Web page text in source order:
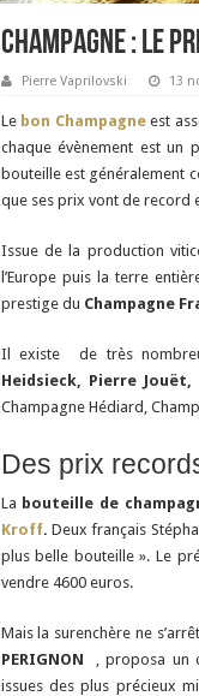
Champagne : Le
Pierre Vaprilovski 13
Le bon Champagneest
chaque évènement est un
bouteille est généralement
que ses prix vont de record
Issue de la production
l’Europe puis la terre
prestige du Champagne
Il existe de très
Heidsieck, Pierre Jouët,
Champagne Hédiard,
Des prix
La bouteille de
Kroff. Deux français
plus belle bouteille ». Le
vendre 4600 euros.
Mais la surenchère ne
PERIGNON , proposa un
issues des plus précieux